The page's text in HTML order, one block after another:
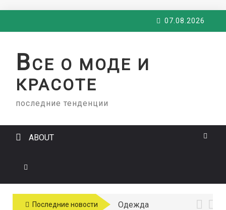
07.08.2026
ВСЕ О МОДЕ И
КРАСОТЕ
последние тенденции
ABOUT
Последние новости
Одежда